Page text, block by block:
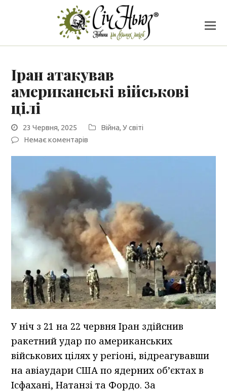
Іран атакував
американські військові
цілі
23 Червня, 2025 Війна,У світі
Немає коментарів
У ніч з 21 на 22 червня Іран здійснив
ракетний удар по американських
військових цілях у регіоні, відреагувавши
на авіаудари США по ядерних об’єктах в
Ісфахані, Натанзі та Фордо. За